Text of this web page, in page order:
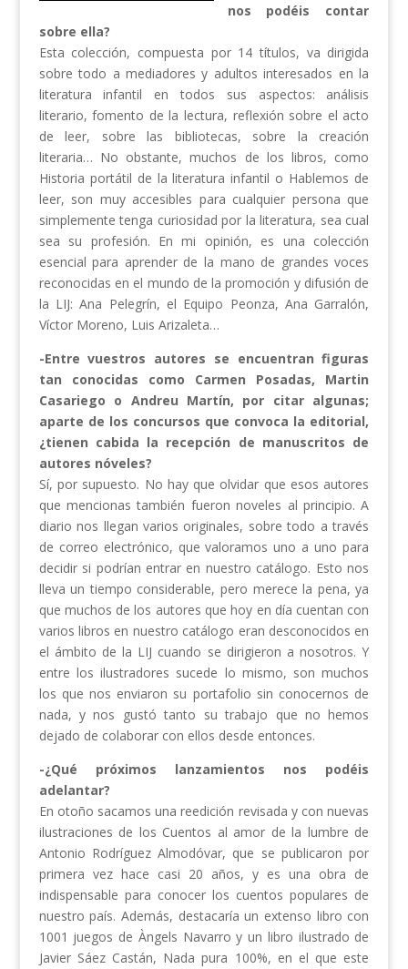
nos podéis contar
sobre ella?
Esta colección, compuesta por 14 títulos, va dirigida
sobre todo a mediadores y adultos interesados en la
literatura infantil en todos sus aspectos: análisis
literario, fomento de la lectura, reflexión sobre el acto
de leer, sobre las bibliotecas, sobre la creación
literaria… No obstante, muchos de los libros, como
Historia portátil de la literatura infantil o Hablemos de
leer, son muy accesibles para cualquier persona que
simplemente tenga curiosidad por la literatura, sea cual
sea su profesión. En mi opinión, es una colección
esencial para aprender de la mano de grandes voces
reconocidas en el mundo de la promoción y difusión de
la LIJ: Ana Pelegrín, el Equipo Peonza, Ana Garralón,
Víctor Moreno, Luis Arizaleta…
-Entre vuestros autores se encuentran figuras
tan conocidas como Carmen Posadas, Martin
Casariego o Andreu Martín, por citar algunas;
aparte de los concursos que convoca la editorial,
¿tienen cabida la recepción de manuscritos de
autores nóveles?
Sí, por supuesto. No hay que olvidar que esos autores
que mencionas también fueron noveles al principio. A
diario nos llegan varios originales, sobre todo a través
de correo electrónico, que valoramos uno a uno para
decidir si podrían entrar en nuestro catálogo. Esto nos
lleva un tiempo considerable, pero merece la pena, ya
que muchos de los autores que hoy en día cuentan con
varios libros en nuestro catálogo eran desconocidos en
el ámbito de la LIJ cuando se dirigieron a nosotros. Y
entre los ilustradores sucede lo mismo, son muchos
los que nos enviaron su portafolio sin conocernos de
nada, y nos gustó tanto su trabajo que no hemos
dejado de colaborar con ellos desde entonces.
-¿Qué próximos lanzamientos nos podéis
adelantar?
En otoño sacamos una reedición revisada y con nuevas
ilustraciones de los Cuentos al amor de la lumbre de
Antonio Rodríguez Almodóvar, que se publicaron por
primera vez hace casi 20 años, y es una obra de
indispensable para conocer los cuentos populares de
nuestro país. Además, destacaría un extenso libro con
1001 juegos de Àngels Navarro y un libro ilustrado de
Javier Sáez Castán, Nada pura 100%, en el que este